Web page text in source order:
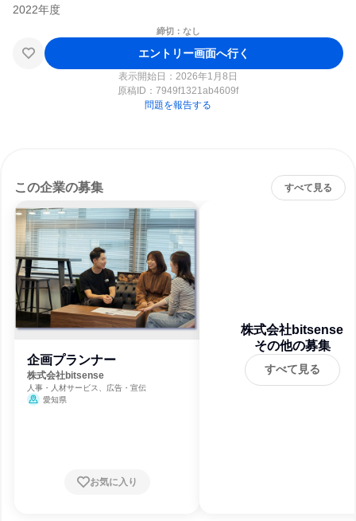
締切：なし
エントリー画面へ行く
表示開始日：2026年1月8日
原稿ID： 7949f1321ab4609f
問題を報告する
この企業の募集 すべて見る
企画プランナー
株式会社bitsense
人事・人材サービス、広告・宣伝
愛知県
お気に入り
株式会社bitsense
その他の募集
すべて見る